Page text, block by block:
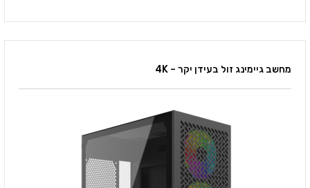
מחשב גיימינג זול בעידן יקר – 4K